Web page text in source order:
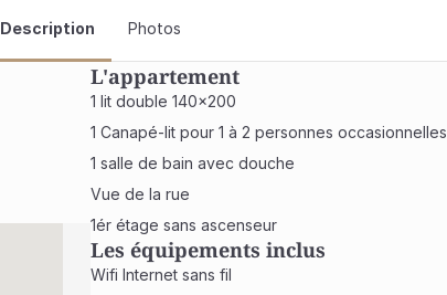
Description Photos
L'appartement
1 lit double 140x200
1 Canapé-lit pour 1 à 2 personnes occasionnelles
1 salle de bain avec douche
Vue de la rue
1ér étage sans ascenseur
Les équipements inclus
Wifi Internet sans fil